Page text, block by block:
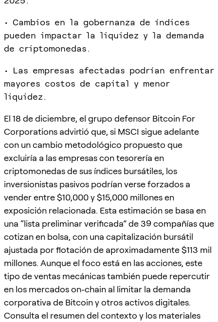
• Cambios en la gobernanza de índices
pueden impactar la liquidez y la demanda
de criptomonedas.
• Las empresas afectadas podrían enfrentar
mayores costos de capital y menor
liquidez.
El 18 de diciembre, el grupo defensor Bitcoin For
Corporations advirtió que, si MSCI sigue adelante
con un cambio metodológico propuesto que
excluiría a las empresas con tesorería en
criptomonedas de sus índices bursátiles, los
inversionistas pasivos podrían verse forzados a
vender entre $10,000 y $15,000 millones en
exposición relacionada. Esta estimación se basa en
una “lista preliminar verificada” de 39 compañías que
cotizan en bolsa, con una capitalización bursátil
ajustada por flotación de aproximadamente $113 mil
millones. Aunque el foco está en las acciones, este
tipo de ventas mecánicas también puede repercutir
en los mercados on-chain al limitar la demanda
corporativa de Bitcoin y otros activos digitales.
Consulta el resumen del contexto y los materiales